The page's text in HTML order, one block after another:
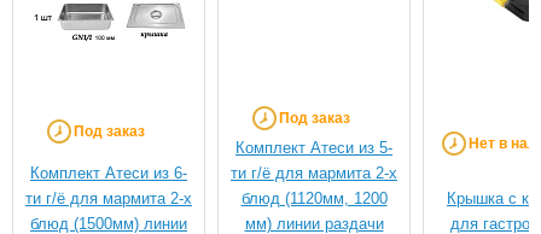
Под заказ
Комплект Атеси из 6-
ти г/ё для мармита 2-х
блюд (1500мм) линии
Под заказ
Комплект Атеси из 5-
ти г/ё для мармита 2-х
блюд (1120мм, 1200
мм) линии раздачи
Нет в
Крышка с
для